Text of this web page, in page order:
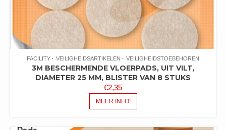
FACILITY VEILIGHEIDSARTIKELEN VEILIGHEIDSTOEBEHOREN
3M BESCHERMENDE VLOERPADS, UIT VILT,
DIAMETER 25 MM, BLISTER VAN 8 STUKS
€2,35
MEER INFO!